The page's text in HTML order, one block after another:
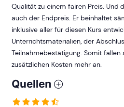
Qualität zu einem fairen Preis. Und
auch der Endpreis. Er beinhaltet
inklusive aller für diesen Kurs
Unterrichtsmaterialien, der
Teilnahmebestätigung. Somit fallen
zusätzlichen Kosten mehr an.
Quellen